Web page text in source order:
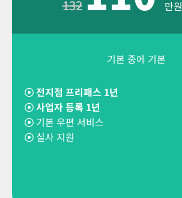
132 만원
기본 중에 기본
☉전지점 프리패스 1년
☉ 사업자 등록 1년
☉ 기본 우편 서비스
☉ 실사 지원